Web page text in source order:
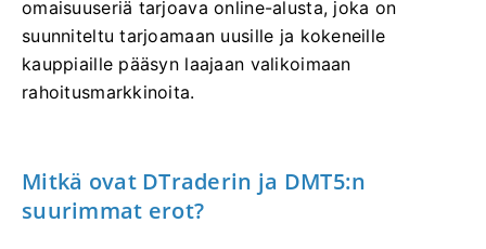
omaisuuseriä tarjoava online-alusta, joka on
suunniteltu tarjoamaan uusille ja kokeneille
kauppiaille pääsyn laajaan valikoimaan
rahoitusmarkkinoita.
Mitkä ovat DTraderin ja DMT5:n
suurimmat erot?